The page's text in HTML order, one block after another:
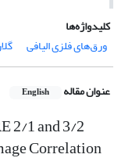
کلیدواژه‌ها
ورق‌های فلزی الیافی
عنوان مقاله English
2/1 and 3/2
Correlation